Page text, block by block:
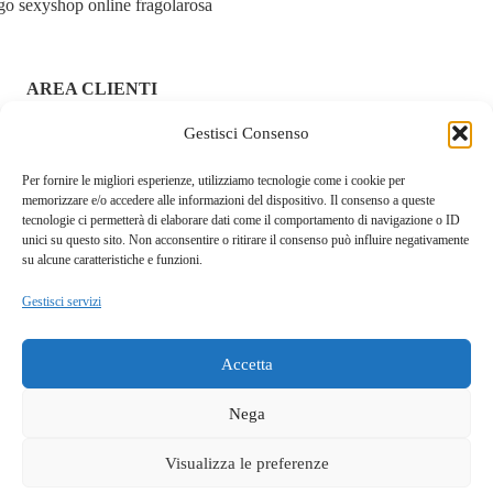
Gestisci Consenso
Per fornire le migliori esperienze, utilizziamo tecnologie come i cookie per
memorizzare e/o accedere alle informazioni del dispositivo. Il consenso a queste
tecnologie ci permetterà di elaborare dati come il comportamento di navigazione o ID
unici su questo sito. Non acconsentire o ritirare il consenso può influire negativamente
su alcune caratteristiche e funzioni.
Gestisci servizi
Accetta
Nega
Visualizza le preferenze
3 livelli di velocitàper trovare il tuo flow personale
Un semplice pulsante ti permette dicambiare
stimolazione in pochi secondi
Alimentato con 2 batterie AAA (non incluse): pratico,
Silicone puro &
resistente agli schizzi
AREA CLIENTI
ACCEDI / REGISTRATI
CHI SIAMO – FRAGOLAROSA | SEXY SHOP ONLINE
ITALIANO SICURO E DISCRETO
RESI E RIMBORSI
COOKIE POLICY